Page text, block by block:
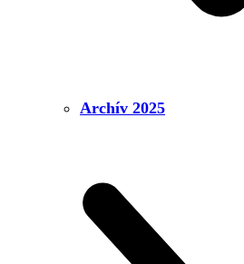
Archív 2025